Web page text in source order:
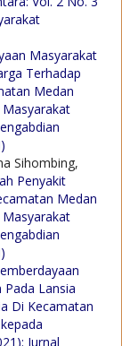
Masyarakat
Terhadap
Medan
Masyarakat
Sihombing,
Penyakit
Medan
Masyarakat
Lansia
Di Kecamatan
Jurnal